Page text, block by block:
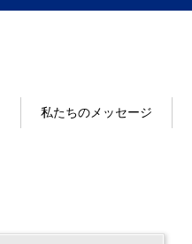
私たちのメッセージ